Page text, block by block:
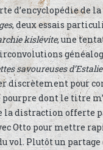
d’encyclopédie de
, deux essais
kislévite, une
savoureuses
discrètement pour
pourpre dont le titre
la distraction offerte
Otto pour mettre
vol. Plutôt un